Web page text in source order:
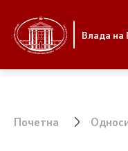
Влада на
Стратешки
Почетна